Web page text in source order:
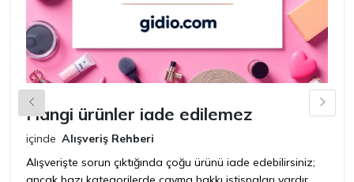
Hangi ürünler iade edilemez
içinde Alışveriş Rehberi
Alışverişte sorun çıktığında çoğu ürünü iade edebilirsiniz;